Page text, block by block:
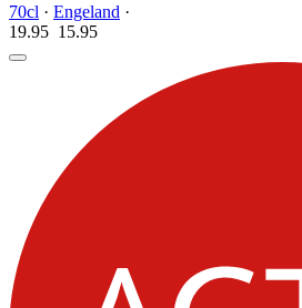
70cl · Engeland ·
19.95 15.95